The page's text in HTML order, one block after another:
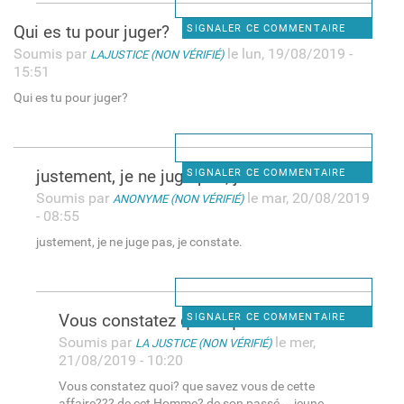
SIGNALER CE COMMENTAIRE
Qui es tu pour juger?
Soumis par LAJUSTICE (NON VÉRIFIÉ)le lun, 19/08/2019 -
15:51
Qui es tu pour juger?
SIGNALER CE COMMENTAIRE
justement, je ne juge pas, je
Soumis par ANONYME (NON VÉRIFIÉ)le mar, 20/08/2019
- 08:55
justement, je ne juge pas, je constate.
SIGNALER CE COMMENTAIRE
Vous constatez quoi? que
Soumis par LA JUSTICE (NON VÉRIFIÉ)le mer,
21/08/2019 - 10:20
Vous constatez quoi? que savez vous de cette